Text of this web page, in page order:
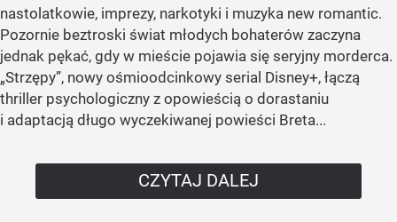
nastolatkowie, imprezy, narkotyki i muzyka new romantic.
Pozornie beztroski świat młodych bohaterów zaczyna
jednak pękać, gdy w mieście pojawia się seryjny morderca.
„Strzępy”, nowy ośmioodcinkowy serial Disney+, łączą
thriller psychologiczny z opowieścią o dorastaniu
i adaptacją długo wyczekiwanej powieści Breta...
CZYTAJ DALEJ